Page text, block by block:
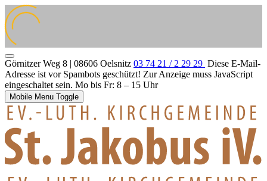
Görnitzer Weg 8 | 08606 Oelsnitz 03 74 21 / 2 29 29 Diese E-Mail-
Adresse ist vor Spambots geschützt! Zur Anzeige muss JavaScript
eingeschaltet sein. Mo bis Fr: 8 – 15 Uhr
Mobile Menu Toggle